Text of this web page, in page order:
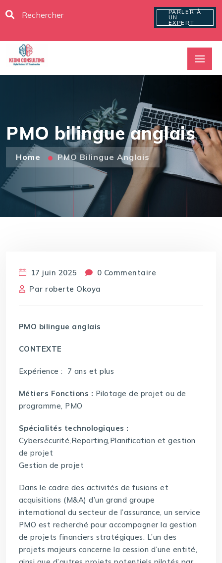
PARLER À
UN
EXPERT
PMO bilingue anglais
Home PMO Bilingue Anglais
17 juin 2025
0 Commentaire
Par roberte Okoya
PMO bilingue anglais
CONTEXTE
Expérience : 7 ans et plus
Métiers Fonctions : Pilotage de projet ou de
programme, PMO
Spécialités technologiques :
Cybersécurité,Reporting,Planification et gestion
de projet
Gestion de projet
Dans le cadre des activités de fusions et
acquisitions (M&A) d’un grand groupe
international du secteur de l’assurance, un service
PMO est recherché pour accompagner la gestion
de projets financiers stratégiques. L’un des
projets majeurs concerne la cession d’une entité,